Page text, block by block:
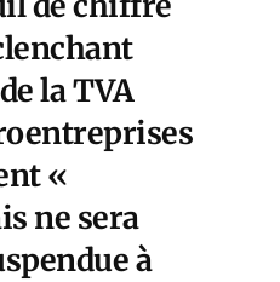
la TVA
«
ne sera
à